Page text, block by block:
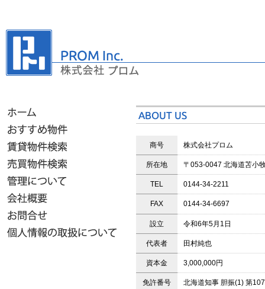
商号 株式会社プロム
所在地 〒053-0047 北海道苫小
TEL 0144-34-2211
FAX 0144-34-6697
設立 令和6年5月1日
代表者 田村純也
資本金 3,000,000円
免許番号 北海道知事 胆振(1) 第